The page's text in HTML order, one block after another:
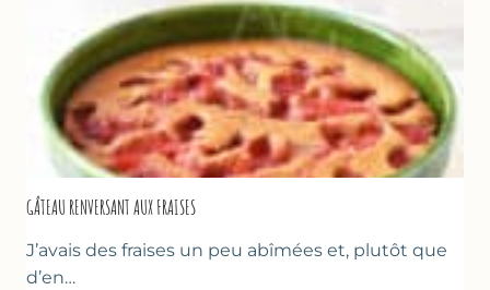
GÂTEAU RENVERSANT AUX FRAISES
J’avais des fraises un peu abîmées et, plutôt que
d’en…